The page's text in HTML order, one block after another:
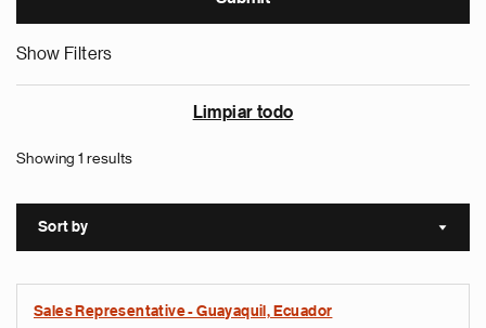
Show Filters
Limpiar todo
Showing 1 results
Sort by Sort
Sales Representative - Guayaquil, Ecuador